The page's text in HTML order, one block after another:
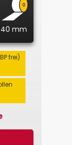
40 mm
frei)